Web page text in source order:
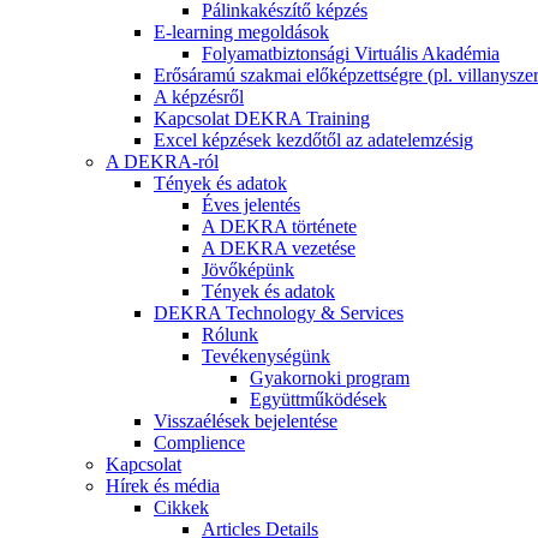
Pálinkakészítő képzés
E-learning megoldások
Folyamatbiztonsági Virtuális Akadémia
Erősáramú szakmai előképzettségre (pl.
A képzésről
Kapcsolat DEKRA Training
Excel képzések kezdőtől az adatelemzésig
A DEKRA-ról
Tények és adatok
Éves jelentés
A DEKRA története
A DEKRA vezetése
Jövőképünk
Tények és adatok
DEKRA Technology & Services
Rólunk
Tevékenységünk
Gyakornoki program
Együttműködések
Visszaélések bejelentése
Complience
Kapcsolat
Hírek és média
Cikkek
Articles Details